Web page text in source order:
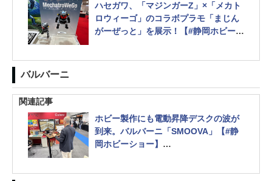
ハセガワ、「マジンガーZ」×「メカト
ロウィーゴ」のコラボプラモ「まじん
がーぜっと」を展示！【#静岡ホビーシ
バルバーニ
関連記事
ホビー製作にも電動昇降デスクの波が
到来。バルバーニ「SMOOVA」【#静
岡ホビーショー】